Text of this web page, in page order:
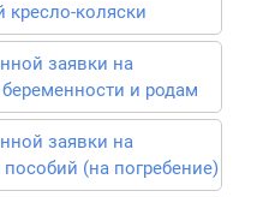
кресло-коляски
заявки на
и родам
заявки на
(на погребение)